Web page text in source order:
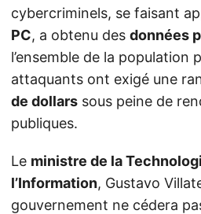
cybercriminels, se faisant
PC, a obtenu des données
l’ensemble de la population
attaquants ont exigé une
de dollars sous peine de
publiques.
Le ministre de la
l’Information, Gustavo
gouvernement ne cédera